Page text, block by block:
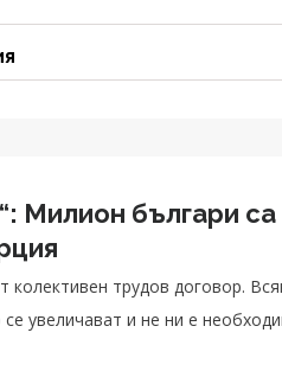
Милион българи
трудов договор.
увеличават и не ни е